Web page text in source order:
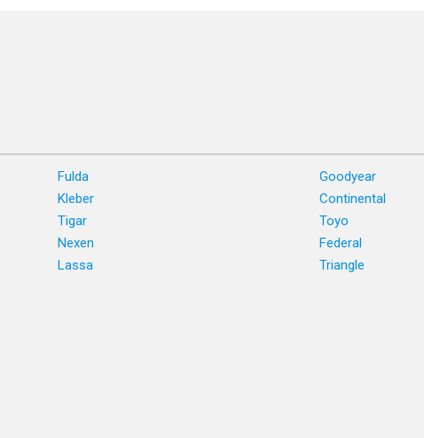
Fulda
Goodyear
Kleber
Continental
Tigar
Toyo
Nexen
Federal
Lassa Triangle